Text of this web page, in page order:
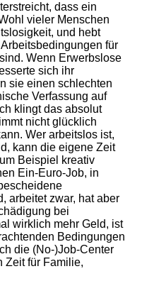
dass ein
vieler Menschen
und hebt
für
Wenn Erwerbslose
sich ihr
sie einen schlechten
Verfassung auf
klingt das absolut
nicht glücklich
Wer arbeitslos ist,
kann die eigene Zeit
Beispiel kreativ
Ein-Euro-Job, in
arbeitet zwar, hat aber
bei
wirklich mehr Geld, ist
Bedingungen
die (No-)Job-Center
Zeit für Familie,